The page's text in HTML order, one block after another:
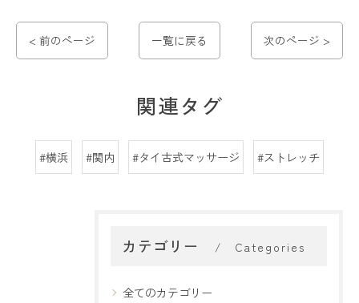
< 前のページ 一覧に戻る 次のページ >
関連タグ
#横浜 #関内 #タイ古式マッサージ #ストレッチ
カテゴリー Categories
全てのカテゴリー